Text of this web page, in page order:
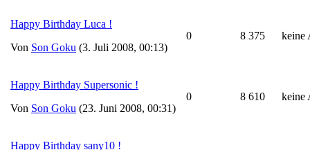
Happy Birthday Luca !
Von Son Goku (3. Juli 2008, 00:13)
0 8 375 keine
Happy Birthday Supersonic !
Von Son Goku (23. Juni 2008, 00:31)
0 8 610 keine
Happy Birthday sany10 !